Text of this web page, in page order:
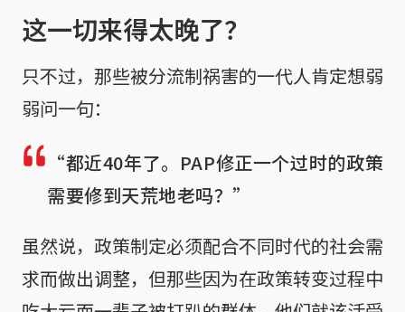
这一切来得太晚了？
只不过，那些被分流制祸害的一代人肯定想弱
弱问一句：
“都近40年了。PAP修正一个过时的政策
需要修到天荒地老吗？”
虽然说，政策制定必须配合不同时代的社会需
求而做出调整，但那些因为在政策转变过程中